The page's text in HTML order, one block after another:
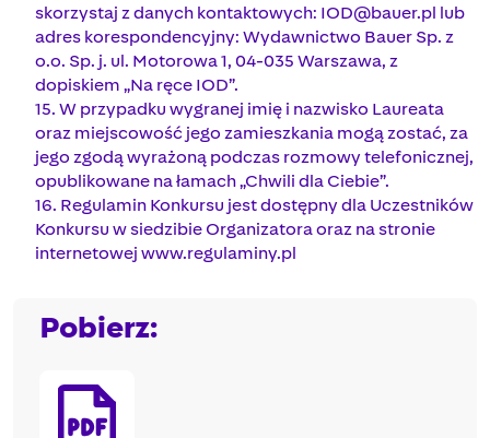
skorzystaj z danych kontaktowych: IOD@bauer.pl lub
adres korespondencyjny: Wydawnictwo Bauer Sp. z
o.o. Sp. j. ul. Motorowa 1, 04-035 Warszawa, z
dopiskiem „Na ręce IOD”.
15. W przypadku wygranej imię i nazwisko Laureata
oraz miejscowość jego zamieszkania mogą zostać, za
jego zgodą wyrażoną podczas rozmowy telefonicznej,
opublikowane na łamach „Chwili dla Ciebie”.
16. Regulamin Konkursu jest dostępny dla Uczestników
Konkursu w siedzibie Organizatora oraz na stronie
internetowej www.regulaminy.pl
Pobierz: